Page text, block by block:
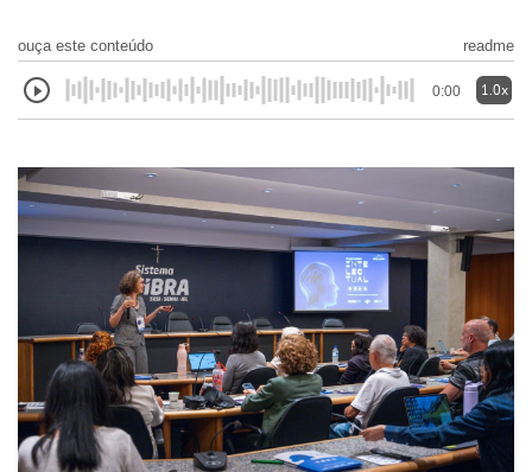
ouça este conteúdo readme
0:00 1.0x